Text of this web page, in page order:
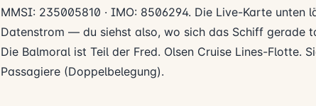
MMSI: 235005810 · IMO: 8506294. Die Live-Karte
Datenstrom — du siehst also, wo sich das Schiff gerade
Die Balmoral ist Teil der Fred. Olsen Cruise Lines-Flotte.
Passagiere (Doppelbelegung).